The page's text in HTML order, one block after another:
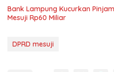
Bank Lampung Kucurkan
Mesuji Rp60 Miliar
DPRD mesuji